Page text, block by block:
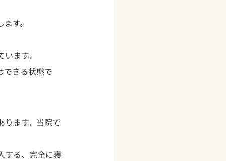
す。
ます。
できる状態で
ります。当院で
する、完全に寝